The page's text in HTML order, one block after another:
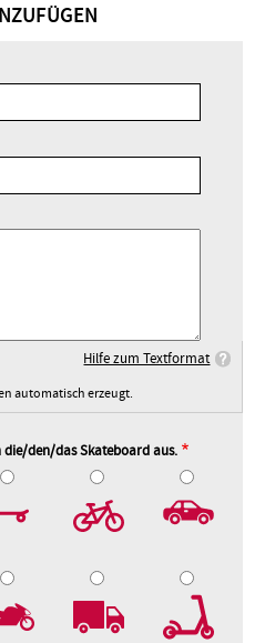
Hilfe zum Textformat
automatisch erzeugt.
die/den/das Skateboard aus.